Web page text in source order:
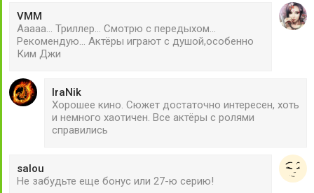
VMM
Ааааа... Триллер... Смотрю с передыхом...
Рекомендую... Актёры играют с душой,особенно
Ким Джи
IraNik
Хорошее кино. Сюжет достаточно интересен, хоть
и немного хаотичен. Все актёры с ролями
справились
salou
Не забудьте еще бонус или 27-ю серию!